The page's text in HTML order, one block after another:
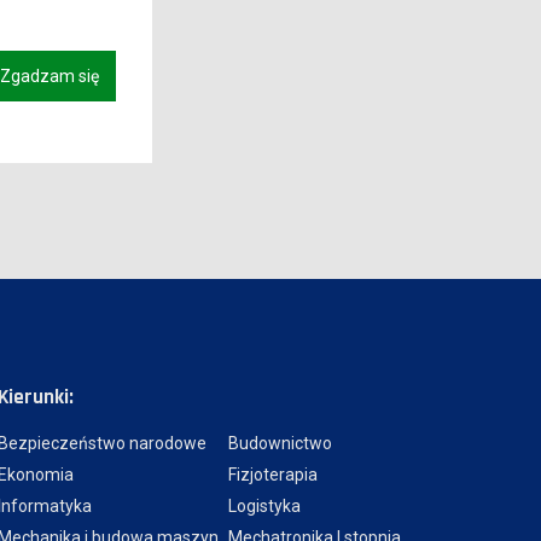
Kierunki:
Bezpieczeństwo narodowe
Budownictwo
Ekonomia
Fizjoterapia
Informatyka
Logistyka
Zgadzam się